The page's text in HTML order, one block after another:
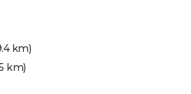
km)
km)